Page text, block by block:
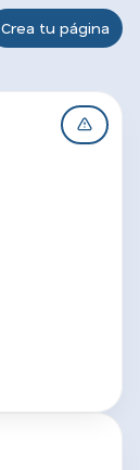
Crea tu página